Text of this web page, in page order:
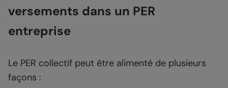
versements dans un PER
entreprise
Le PER collectif peut être alimenté de plusieurs
façons :